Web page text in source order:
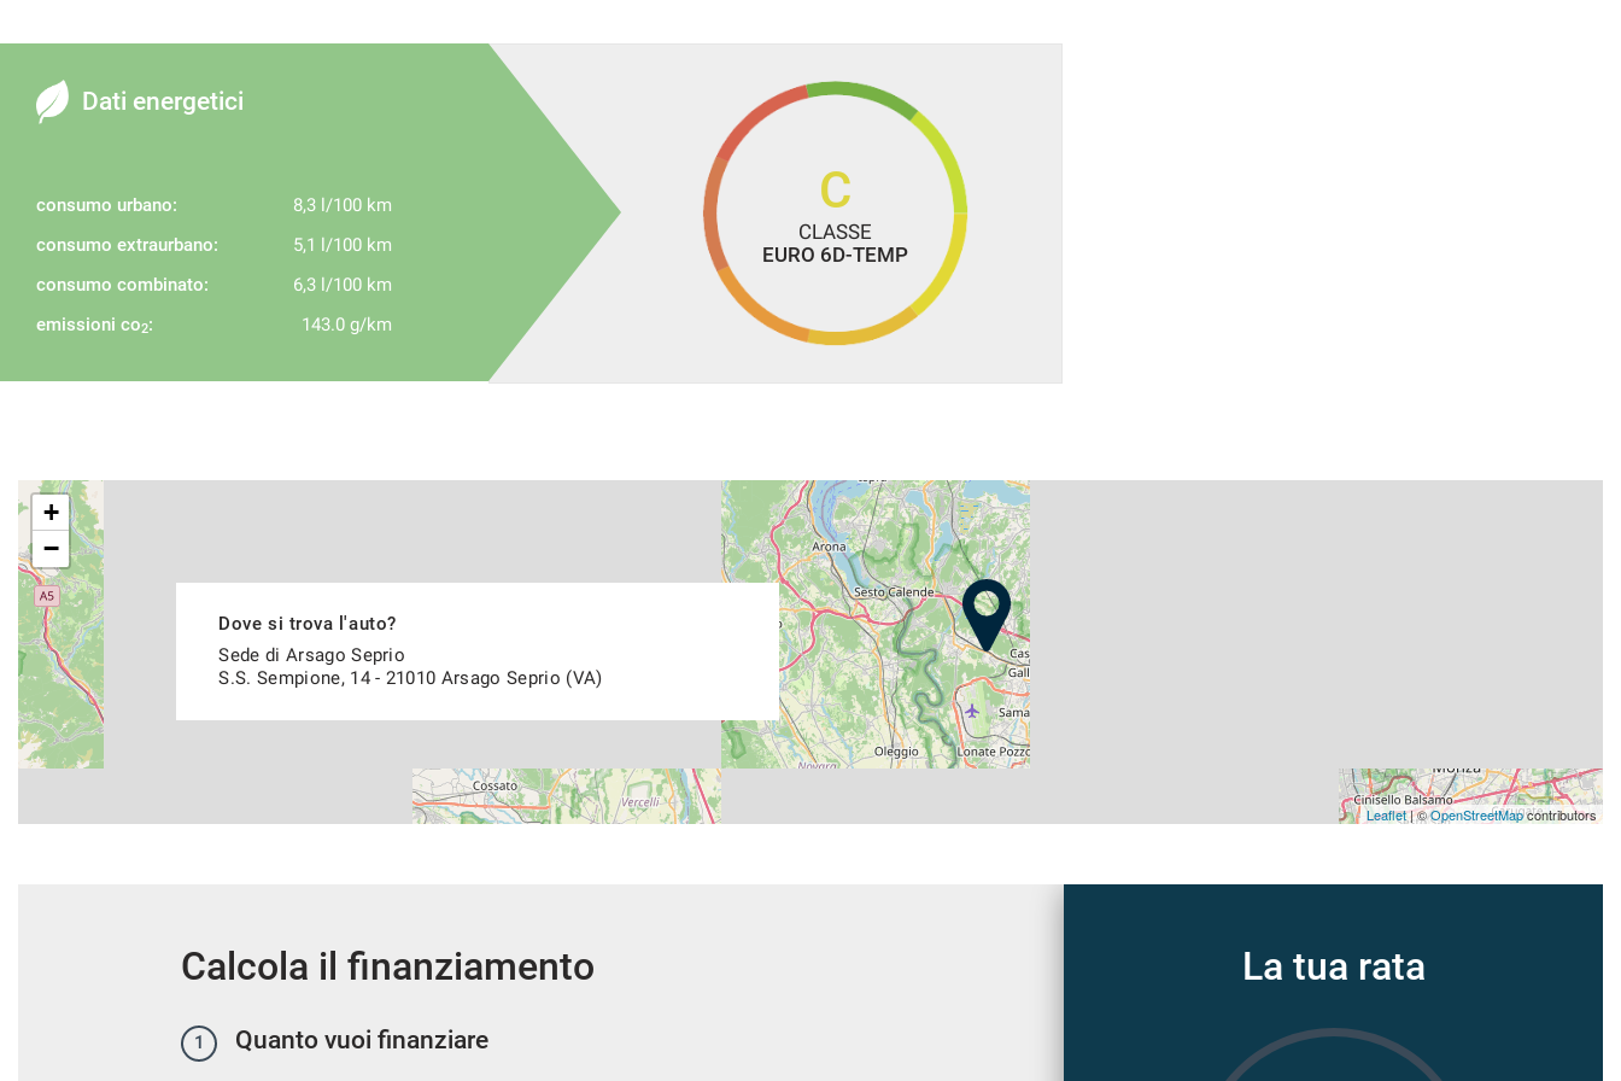
Dati energetici
consumo urbano:
8,3 l/100 km
consumo extraurbano:
5,1 l/100 km
consumo combinato:
6,3 l/100 km
emissioni co2: 143.0 g/km
C
CLASSE
EURO 6D-TEMP
Dove si trova l'auto?
Sede di Arsago Seprio
S.S. Sempione, 14 - 21010 Arsago Seprio (VA)
+
−
Leaflet| ©OpenStreetMapcontributors
Calcola il finanziamento
1 Quanto vuoi finanziare
La tua rata